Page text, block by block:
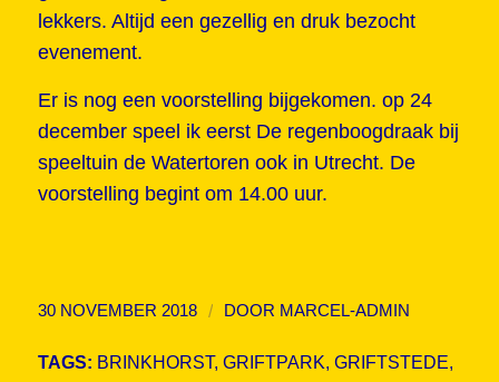
lekkers. Altijd een gezellig en druk bezocht
evenement.
Er is nog een voorstelling bijgekomen. op 24
december speel ik eerst De regenboogdraak bij
speeltuin de Watertoren ook in Utrecht. De
voorstelling begint om 14.00 uur.
30 NOVEMBER 2018 / DOOR MARCEL-ADMIN
TAGS: BRINKHORST, GRIFTPARK, GRIFTSTEDE,